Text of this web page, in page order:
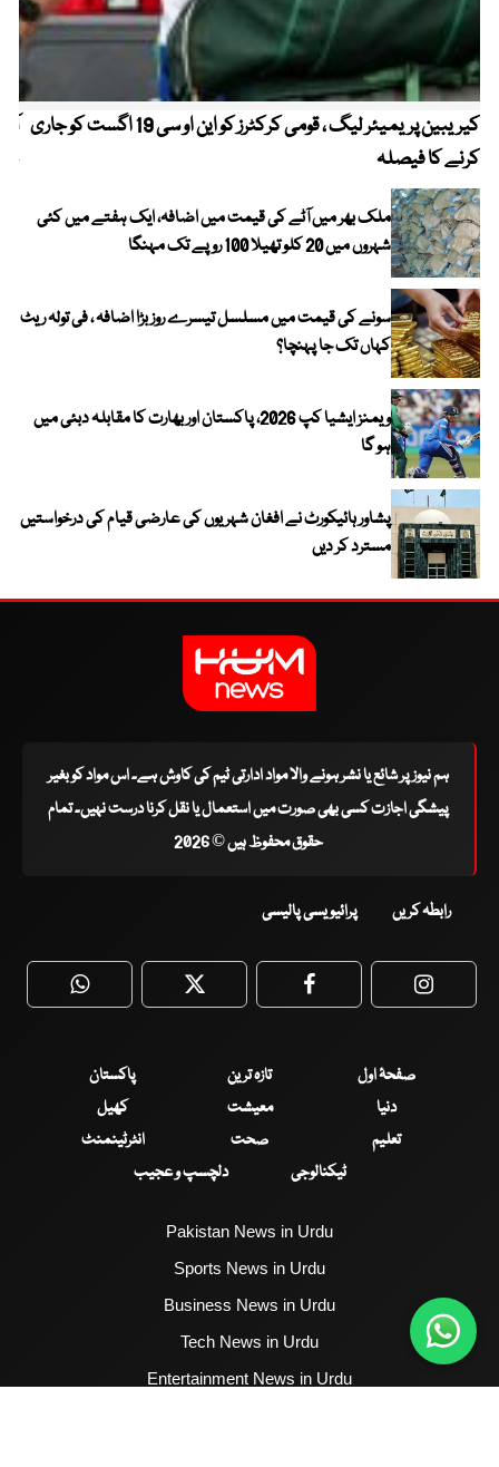
کیریبین پریمیئر لیگ ، قومی کرکٹرز کو این او سی 19 اگست کو جاری
کرنے کا فیصلہ
ملک بھر میں آٹے کی قیمت میں اضافہ، ایک ہفتے میں کئی
شہروں میں 20 کلو تھیلا 100 روپے تک مہنگا
سونے کی قیمت میں مسلسل تیسرے روز بڑا اضافہ ، فی تولہ ریٹ
کہاں تک جا پہنچا؟
ویمنز ایشیا کپ 2026، پاکستان اور بھارت کا مقابلہ دبئی میں
ہو گا
پشاور ہائیکورٹ نے افغان شہریوں کی عارضی قیام کی درخواستیں
مسترد کر دیں
ہم نیوز پر شائع یا نشر ہونے والا مواد ادارتی ٹیم کی کاوش ہے۔ اس مواد کو بغیر
پیشگی اجازت کسی بھی صورت میں استعمال یا نقل کرنا درست نہیں۔ تمام
حقوق محفوظ ہیں © 2026
رابطہ کریں پرائیویسی پالیسی
WhatsApp Twitter Facebook
صفحۂ اول تازہ ترین
پاکستان
دنیا
معیشت
کھیل
تعلیم
صحت
انٹرٹینمنٹ
ٹیکنالوجی
دلچسپ و عجیب
Pakistan News in Urdu
Sports News in Urdu
Business News in Urdu
Tech News in Urdu
Entertainment News in Urdu